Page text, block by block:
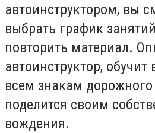
автоинструктором, вы
выбрать график
повторить материал.
автоинструктор, обучит
всем знакам
поделится своим
вождения.